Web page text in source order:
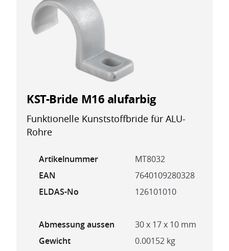
KST-Bride M16 alufarbig
Funktionelle Kunststoffbride für ALU-
Rohre
Artikelnummer
MT8032
EAN
7640109280328
ELDAS-No
126101010
Abmessung aussen
30 x 17 x 10 mm
Gewicht
0.00152 kg